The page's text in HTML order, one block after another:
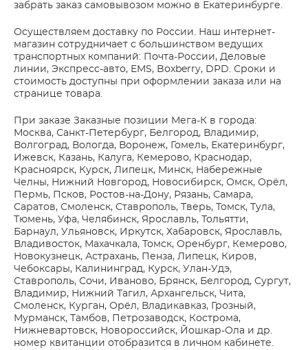
забрать заказ самовывозом можно в Екатеринбурге.
Осуществляем доставку по России. Наш интернет-
магазин сотрудничает с большинством ведущих
транспортных компаний: Почта-России, Деловые
линии, Экспресс-авто, EMS, Boxberry, DPD. Сроки и
стоимость доступны при оформлении заказа или на
странице товара.
При заказе Заказные позиции Мега-К в города:
Москва, Санкт-Петербург, Белгород, Владимир,
Волгоград, Вологда, Воронеж, Гомель, Екатеринбург,
Ижевск, Казань, Калуга, Кемерово, Краснодар,
Красноярск, Курск, Липецк, Минск, Набережные
Челны, Нижний Новгород, Новосибирск, Омск, Орёл,
Пермь, Псков, Ростов-на-Дону, Рязань, Самара,
Саратов, Смоленск, Ставрополь, Тверь, Томск, Тула,
Тюмень, Уфа, Челябинск, Ярославль, Тольятти,
Барнаул, Ульяновск, Иркутск, Хабаровск, Ярославль,
Владивосток, Махачкала, Томск, Оренбург, Кемерово,
Новокузнецк, Астрахань, Пенза, Липецк, Киров,
Чебоксары, Калининград, Курск, Улан-Удэ,
Ставрополь, Сочи, Иваново, Брянск, Белгород, Сургут,
Владимир, Нижний Тагил, Архангельск, Чита,
Смоленск, Курган, Орёл, Владикавказ, Грозный,
Мурманск, Тамбов, Петрозаводск, Кострома,
Нижневартовск, Новороссийск, Йошкар-Ола и др.
номер квитанции отобразится в личном кабинете.